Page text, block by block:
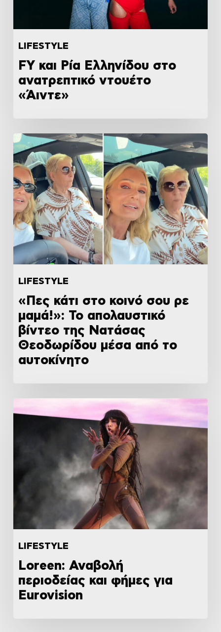
LIFESTYLE
FY και Ρία Ελληνίδου στο
ανατρεπτικό ντουέτο
«Άιντε»
LIFESTYLE
«Πες κάτι στο κοινό σου ρε
μαμά!»: Το απολαυστικό
βίντεο της Νατάσας
Θεοδωρίδου μέσα από το
αυτοκίνητο
LIFESTYLE
Loreen: Αναβολή
περιοδείας και φήμες για
Eurovision